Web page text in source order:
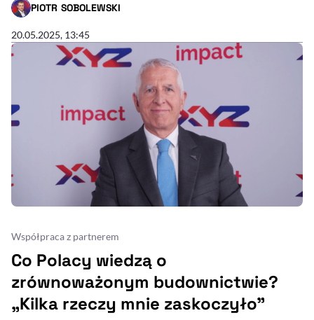
PIOTR SOBOLEWSKI
- AUTOR ARTYKUŁU - PROFIL
20.05.2025, 13:45
Współpraca z partnerem
Co Polacy wiedzą o
zrównoważonym budownictwie?
„Kilka rzeczy mnie zaskoczyło”